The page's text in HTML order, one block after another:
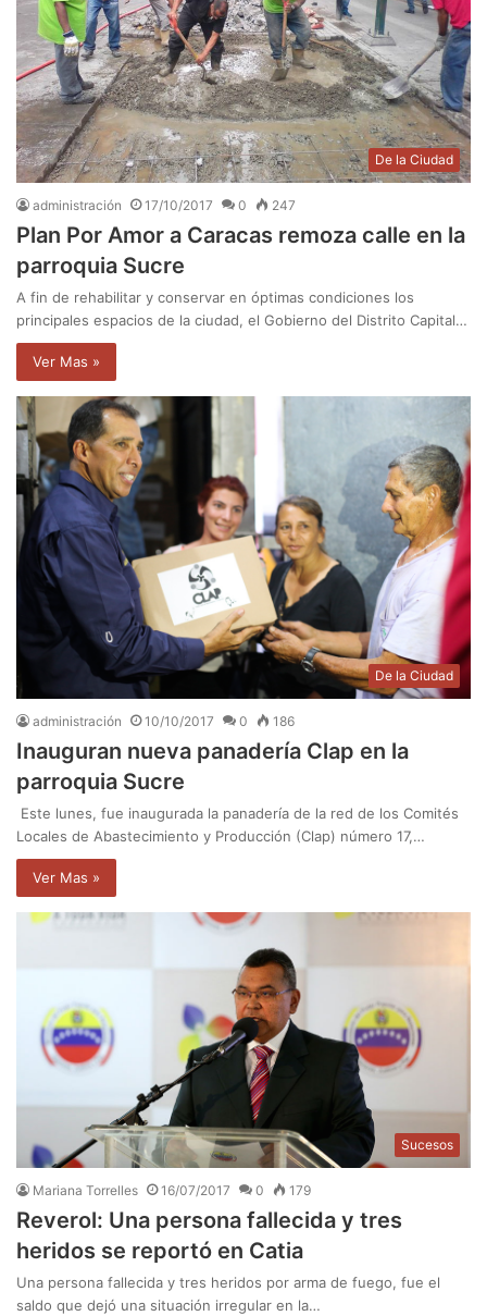
De la Ciudad
administración 17/10/2017 0 247
Plan Por Amor a Caracas remoza calle en la
parroquia Sucre
A fin de rehabilitar y conservar en óptimas condiciones los
principales espacios de la ciudad, el Gobierno del Distrito Capital…
Ver Mas »
De la Ciudad
administración 10/10/2017 0 186
Inauguran nueva panadería Clap en la
parroquia Sucre
Este lunes, fue inaugurada la panadería de la red de los Comités
Locales de Abastecimiento y Producción (Clap) número 17,…
Ver Mas »
Sucesos
Mariana Torrelles 16/07/2017 0 179
Reverol: Una persona fallecida y tres
heridos se reportó en Catia
Una persona fallecida y tres heridos por arma de fuego, fue el
saldo que dejó una situación irregular en la…